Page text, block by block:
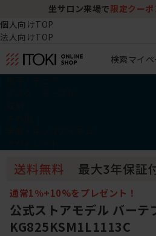
坐サロン来場で 限定クーポ
個人向けTOP
法人向けTOP
検索マイ
通常1％+10%をプレゼント！
公式ストアモデル バーテ
KG825KSM1L1113C